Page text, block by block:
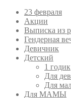
23 февраля
Акции
Выписка из
Гендерная
Девичник
Детский
1 годик
Для
Для
Для МАМЫ